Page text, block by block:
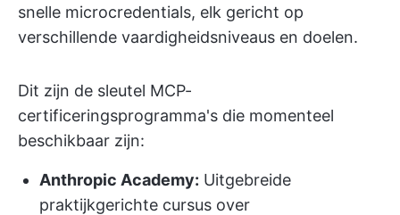
snelle microcredentials, elk gericht op
verschillende vaardigheidsniveaus en doelen.
Dit zijn de sleutel MCP-
certificeringsprogramma's die momenteel
beschikbaar zijn:
Anthropic Academy: Uitgebreide
praktijkgerichte cursus over